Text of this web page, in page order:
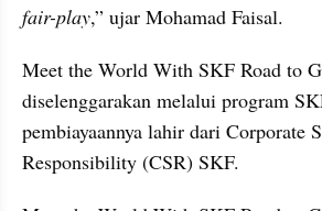
fair-play,” ujar Mohamad Faisal.
Meet the World With SKF Road to
diselenggarakan melalui program
pembiayaannya lahir dari Corporate
Responsibility (CSR) SKF.